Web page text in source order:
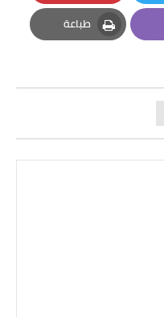
Pinterest
طباعة
Print